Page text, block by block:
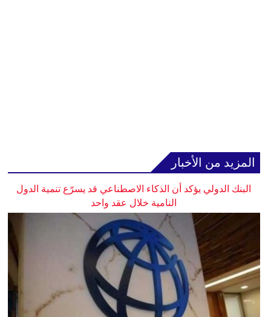
المزيد من الأخبار
البنك الدولي يؤكد أن الذكاء الاصطناعي قد يسرّع تنمية الدول
النامية خلال عقد واحد